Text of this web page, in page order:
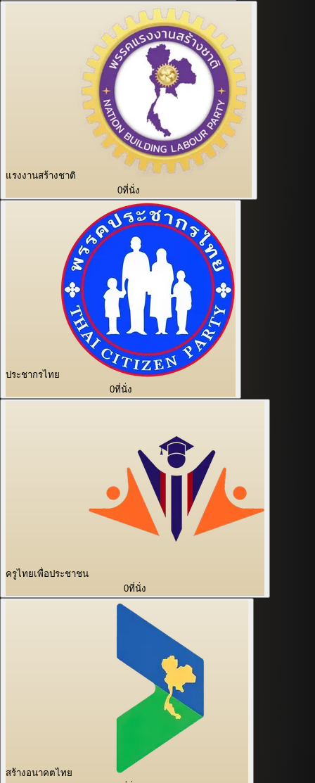
แรงงานสร้างชาติ
0ที่นั่ง
ประชากรไทย
0ที่นั่ง
ครูไทยเพื่อประชาชน
0ที่นั่ง
สร้างอนาคตไทย